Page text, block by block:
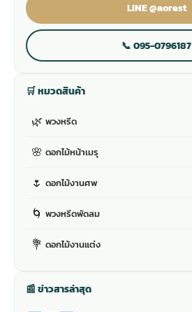
LINE @aorest
📞 095-0796187
🛒 หมวดสินค้า
🌿 พวงหรีด
🌸 ดอกไม้หน้าเมรุ
🌷 ดอกไม้งานศพ
🌀 พวงหรีดพัดลม
💐 ดอกไม้งานแต่ง
📰 ข่าวสารล่าสุด